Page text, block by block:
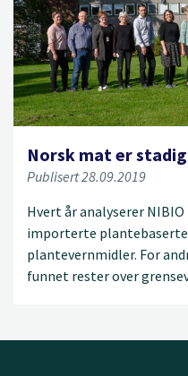
Norsk mat er
Publisert 28.09.2019
Hvert år analyserer
importerte
plantevernmidler. For
funnet rester over